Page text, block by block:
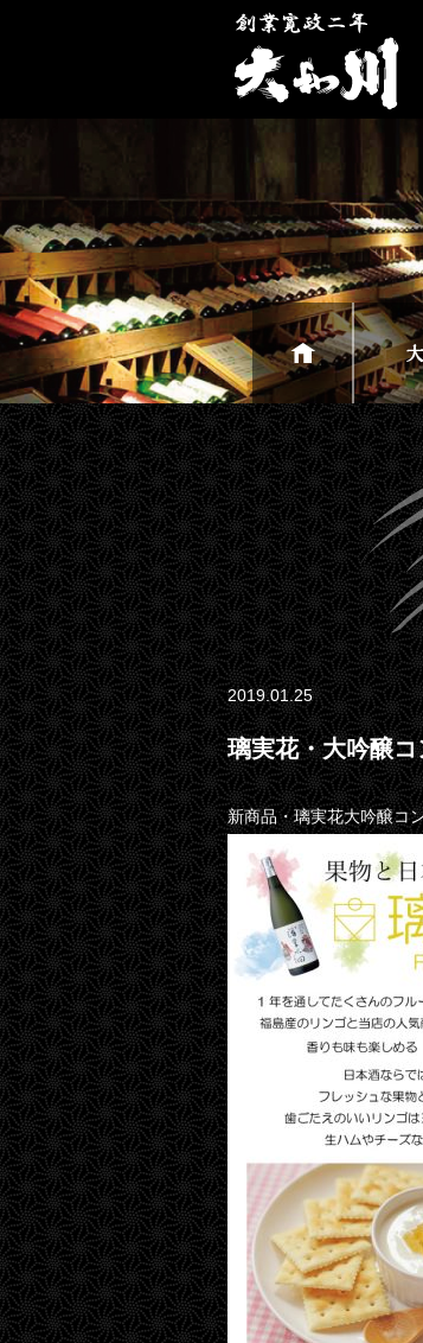
2019.01.25
璃実花・大吟醸
新商品・璃実花大吟醸コ